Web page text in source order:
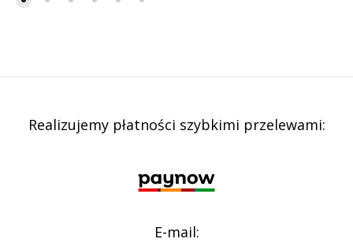
Realizujemy płatności szybkimi przelewami:
E-mail: